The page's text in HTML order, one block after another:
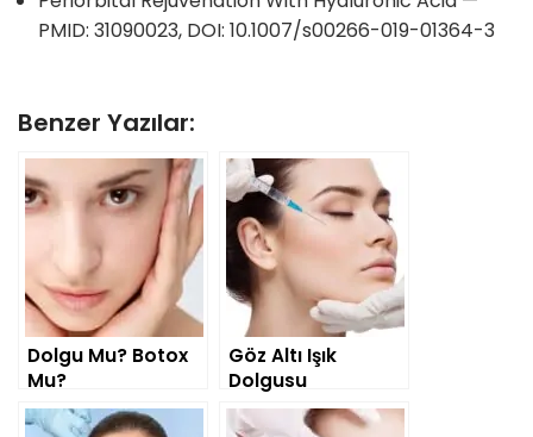
PMID: 31090023, DOI: 10.1007/s00266-019-01364-3
Benzer Yazılar:
Dolgu Mu? Botox
Mu?
Göz Altı Işık
Dolgusu